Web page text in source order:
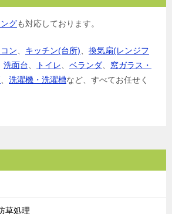
グも対応しております。
ン キッチン(台所)
換気扇(レンジフ
洗面台 トイレ ベランダ
窓ガラス・
洗濯機・洗濯槽など、すべてお任せく
草処理